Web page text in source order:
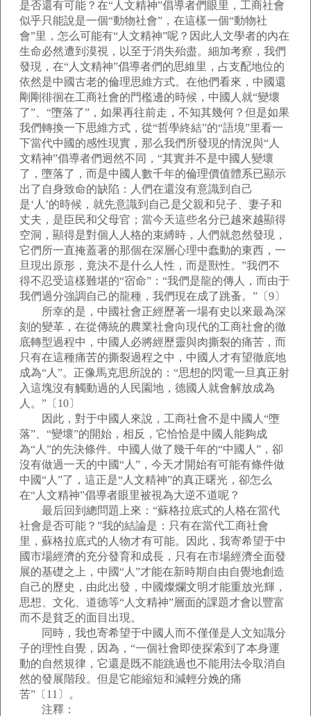
是否還有可能？在“人文精神”倡導者們眼里，工商社會
似乎只能說是一個“動物社會”，在這樣一個“動物社
會”里，怎么可能有“人文精神”呢？因此人文學者的內在
生命必然遭到漠視，以至于消失殆盡。細加考察，我們
發現，在“人文精神”倡導者們的思維里，占支配地位的
依然是中國古老的倫理思維方式。在他們看來，中國還
剛剛徘徊在工商社會的門檻邊的時候，中國人就“變壞
了”、“墮落了”，如果再往前走，不知其幾何？但是如果
我們轉換一下思維方式，從“哲學終結”的“語境”里看一
下當代中國的感性現實，那么我們所發現的情況與“人
文精神”倡導者們迥然不同，“其實并不是中國人變壞
了，墮落了，而是中國人數千年的倫理價值體系已顯示
出了自身致命的缺陷：人們在還沒有意識到自己
是‘人’的時候，就先意識到自己是父親和兒子、妻子和
丈夫，是臣民和父母官；當今天這些名分已越來越顯得
空洞，顯得是對個人人格的束縛時，人們就忽然發現，
它們所一直掩蓋著的那個在深層心理中蠢動的東西，一
旦現出原形，竟決不是什么人性，而是獸性。”我們不
得不忍受這樣難堪的“宿命”：“我們是龍的傳人，而由于
我們過分強調自己的龍種，我們現在成了跳蚤。”〔9〕
所幸的是，中國社會正經歷著一場有史以來最為深
刻的變革，在從傳統的農業社會向現代的工商社會的徹
底轉型過程中，中國人必將經歷靈與肉撕裂的痛苦，而
只有在這種痛苦的撕裂過程之中，中國人才有望徹底地
成為“人”。正像馬克思所說的：“思想的閃電一旦真正射
入這塊沒有觸動過的人民園地，德國人就會解放成為
人。”〔10〕
因此，對于中國人來說，工商社會不是中國人“墮
落”、“變壞”的開始，相反，它恰恰是中國人能夠成
為“人”的先決條件。中國人做了幾千年的“中國人”，卻
沒有做過一天的中國“人”，今天才開始有可能有條件做
中國“人”了，這正是“人文精神”的真正曙光，卻怎么
在“人文精神”倡導者眼里被視為大逆不道呢？
最后回到總問題上來：“蘇格拉底式的人格在當代
社會是否可能？”我的結論是：只有在當代工商社會
里，蘇格拉底式的人物才有可能。因此，我寄希望于中
國市場經濟的充分發育和成長，只有在市場經濟全面發
展的基礎之上，中國“人”才能在新時期自由自覺地創造
自己的歷史，由此出發，中國燦爛文明才能重放光輝，
思想、文化、道德等“人文精神”層面的課題才會以豐富
而不是貧乏的面目出現。
同時，我也寄希望于中國人而不僅僅是人文知識分
子的理性自覺，因為，“一個社會即使探索到了本身運
動的自然規律，它還是既不能跳過也不能用法令取消自
然的發展階段。但是它能縮短和減輕分娩的痛
苦”〔11〕。
注釋：